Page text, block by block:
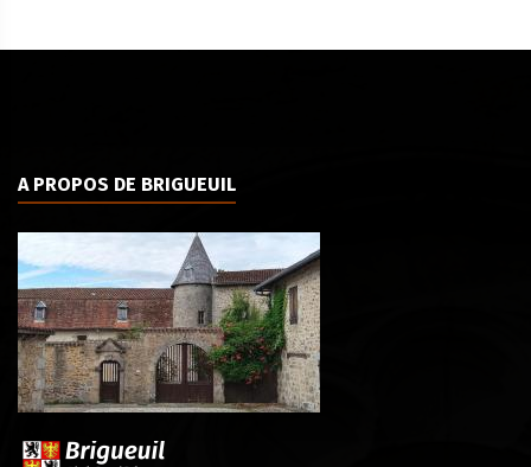
A PROPOS DE BRIGUEUIL